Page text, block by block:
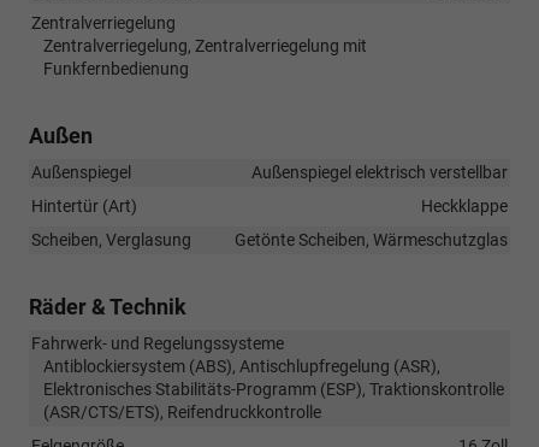
Zentralverriegelung
Zentralverriegelung, Zentralverriegelung mit
Funkfernbedienung
Außen
Außenspiegel
Außenspiegel elektrisch verstellbar
Hintertür (Art)
Heckklappe
Scheiben, Verglasung
Getönte Scheiben, Wärmeschutzglas
Räder & Technik
Fahrwerk- und Regelungssysteme
Antiblockiersystem (ABS), Antischlupfregelung (ASR),
Elektronisches Stabilitäts-Programm (ESP), Traktionskontrolle
(ASR/CTS/ETS), Reifendruckkontrolle